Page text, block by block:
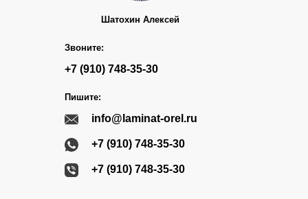
Шатохин Алексей
Звоните:
+7 (910) 748-35-30
Пишите:
info@laminat-orel.ru
+7 (910) 748-35-30
+7 (910) 748-35-30